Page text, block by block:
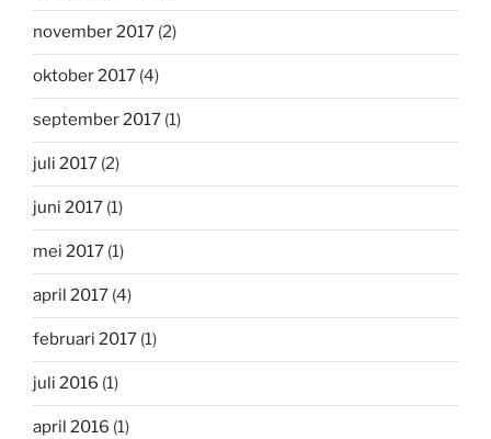
november 2017 (2)
oktober 2017 (4)
september 2017 (1)
juli 2017 (2)
juni 2017 (1)
mei 2017 (1)
april 2017 (4)
februari 2017 (1)
juli 2016 (1)
april 2016 (1)